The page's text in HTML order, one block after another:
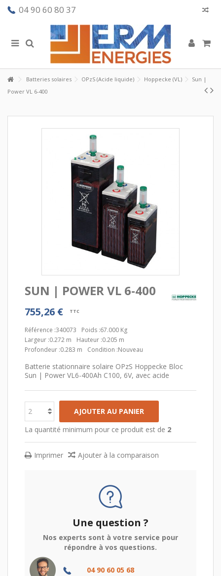
04 90 60 80 37
Batteries solaires OPzS (Acide liquide) Hoppecke (VL)
Sun |
Power VL 6-400
SUN | POWER VL 6-400
755,26 € TTC
Référence :340073 Poids :67.000 Kg
Largeur :0.272 m Hauteur :0.205 m
Profondeur :0.283 m Condition :Nouveau
Batterie stationnaire solaire OPzS Hoppecke Bloc
Sun | Power VL6-400Ah C100, 6V, avec acide
AJOUTER AU PANIER
La quantité minimum pour ce produit est de 2
Imprimer Ajouter à la comparaison
Une question ?
Nos experts sont à votre service pour
répondre à vos questions.
04 90 60 05 68